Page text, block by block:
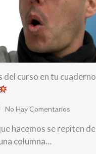
del curso en tu cuaderno
No Hay Comentarios
hacemos se repiten de
columna…